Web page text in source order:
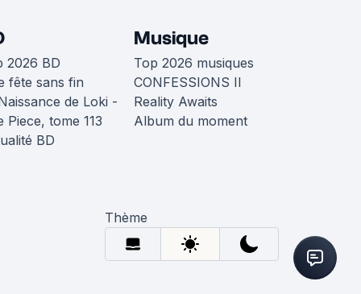
2026 BD
fête sans fin
de Loki -
Piece, tome 113
BD
Musique
Top 2026 musiques
CONFESSIONS II
Reality Awaits
Album du moment
Thème